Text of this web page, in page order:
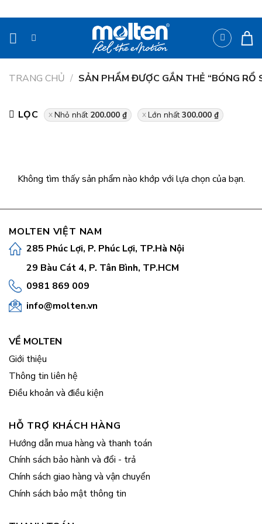
qua
TRANG CHỦ / SẢN PHẨM ĐƯỢC GẮN THẺ “BÓNG RỔ
LỌC Nhỏ nhất 200.000 ₫ Lớn nhất300.000 ₫
Không tìm thấy sản phẩm nào khớp với lựa chọn của bạn.
MOLTEN VIỆT NAM
285 Phúc Lợi, P. Phúc Lợi, TP.Hà Nội
29 Bàu Cát 4, P. Tân Bình, TP.HCM
0981 869 009
info@molten.vn
VỀ MOLTEN
Giới thiệu
Thông tin liên hệ
Điều khoản và điều kiện
HỖ TRỢ KHÁCH HÀNG
Hướng dẫn mua hàng và thanh toán
Chính sách bảo hành và đổi - trả
Chính sách giao hàng và vận chuyển
Chính sách bảo mật thông tin